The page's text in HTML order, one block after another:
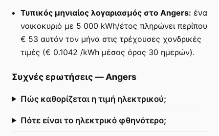
Τυπικός μηνιαίος λογαριασμός στο Angers: ένα
νοικοκυριό με 5 000 kWh/έτος πληρώνει περίπου
€ 53 αυτόν τον μήνα στις τρέχουσες χονδρικές
τιμές (€ 0.1042 /kWh μέσος όρος 30 ημερών).
Συχνές ερωτήσεις— Angers
Πώς καθορίζεται η τιμή ηλεκτρικού;
Πότε είναι το ηλεκτρικό φθηνότερο;